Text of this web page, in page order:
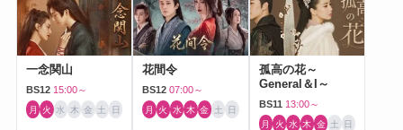
一念関山
BS12 15:00～
月 火 水 木 金 土 日
花間令
BS12 07:00～
月 火 水 木 金 土 日
孤高の花～
General＆I～
BS11 13:00～
月 火 水 木 金 土 日